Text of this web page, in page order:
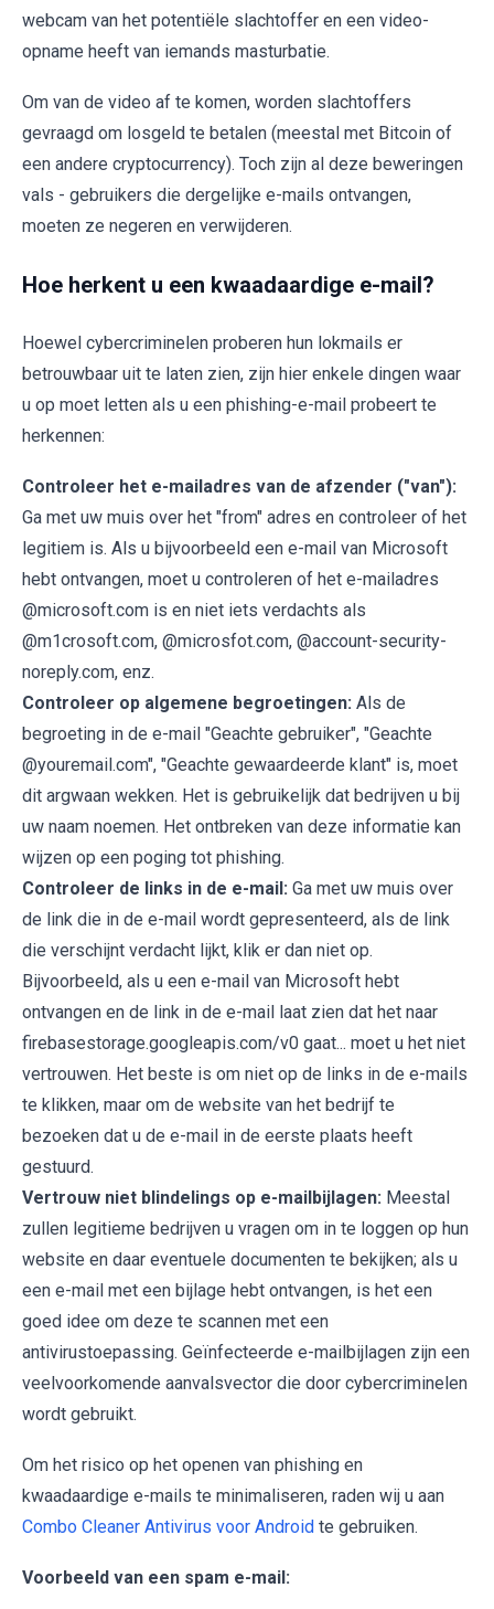
webcam van het potentiële slachtoffer en een video-
opname heeft van iemands masturbatie.
Om van de video af te komen, worden slachtoffers
gevraagd om losgeld te betalen (meestal met Bitcoin of
een andere cryptocurrency). Toch zijn al deze beweringen
vals - gebruikers die dergelijke e-mails ontvangen,
moeten ze negeren en verwijderen.
Hoe herkent u een kwaadaardige e-mail?
Hoewel cybercriminelen proberen hun lokmails er
betrouwbaar uit te laten zien, zijn hier enkele dingen waar
u op moet letten als u een phishing-e-mail probeert te
herkennen:
Controleer het e-mailadres van de afzender ("van"):
Ga met uw muis over het "from" adres en controleer of het
legitiem is. Als u bijvoorbeeld een e-mail van Microsoft
hebt ontvangen, moet u controleren of het e-mailadres
@microsoft.com is en niet iets verdachts als
@m1crosoft.com, @microsfot.com, @account-security-
noreply.com, enz.
Controleer op algemene begroetingen: Als de
begroeting in de e-mail "Geachte gebruiker", "Geachte
@youremail.com", "Geachte gewaardeerde klant" is, moet
dit argwaan wekken. Het is gebruikelijk dat bedrijven u bij
uw naam noemen. Het ontbreken van deze informatie kan
wijzen op een poging tot phishing.
Controleer de links in de e-mail: Ga met uw muis over
de link die in de e-mail wordt gepresenteerd, als de link
die verschijnt verdacht lijkt, klik er dan niet op.
Bijvoorbeeld, als u een e-mail van Microsoft hebt
ontvangen en de link in de e-mail laat zien dat het naar
firebasestorage.googleapis.com/v0 gaat... moet u het niet
vertrouwen. Het beste is om niet op de links in de e-mails
te klikken, maar om de website van het bedrijf te
bezoeken dat u de e-mail in de eerste plaats heeft
gestuurd.
Vertrouw niet blindelings op e-mailbijlagen: Meestal
zullen legitieme bedrijven u vragen om in te loggen op hun
website en daar eventuele documenten te bekijken; als u
een e-mail met een bijlage hebt ontvangen, is het een
goed idee om deze te scannen met een
antivirustoepassing. Geïnfecteerde e-mailbijlagen zijn een
veelvoorkomende aanvalsvector die door cybercriminelen
wordt gebruikt.
Om het risico op het openen van phishing en
kwaadaardige e-mails te minimaliseren, raden wij u aan
Combo Cleaner Antivirus voor Android te gebruiken.
Voorbeeld van een spam e-mail: